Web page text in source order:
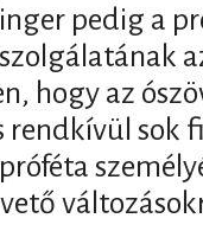
pedig a
hogy az
sok